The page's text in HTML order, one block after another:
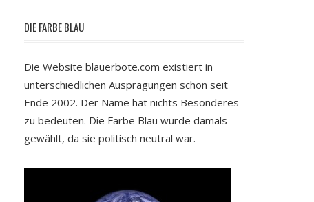
DIE FARBE BLAU
Die Website blauerbote.com existiert in
unterschiedlichen Ausprägungen schon seit
Ende 2002. Der Name hat nichts Besonderes
zu bedeuten. Die Farbe Blau wurde damals
gewählt, da sie politisch neutral war.